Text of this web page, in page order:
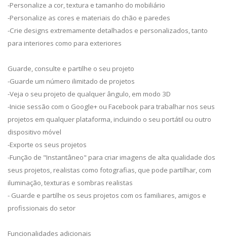
-Personalize a cor, textura e tamanho do mobiliário
-Personalize as cores e materiais do chão e paredes
-Crie designs extremamente detalhados e personalizados, tanto
para interiores como para exteriores
Guarde, consulte e partilhe o seu projeto
-Guarde um número ilimitado de projetos
-Veja o seu projeto de qualquer ângulo, em modo 3D
-Inicie sessão com o Google+ ou Facebook para trabalhar nos seus
projetos em qualquer plataforma, incluindo o seu portátil ou outro
dispositivo móvel
-Exporte os seus projetos
-Função de "Instantâneo" para criar imagens de alta qualidade dos
seus projetos, realistas como fotografias, que pode partilhar, com
iluminação, texturas e sombras realistas
- Guarde e partilhe os seus projetos com os familiares, amigos e
profissionais do setor
Funcionalidades adicionais